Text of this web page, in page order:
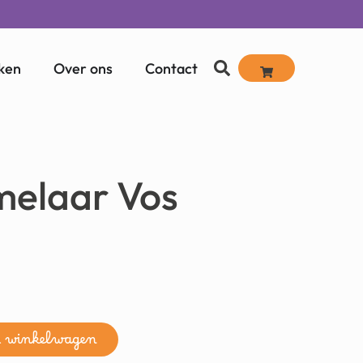
Over ons Contact
Vos
winkelwagen